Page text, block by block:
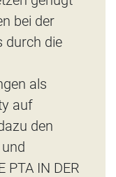
bei der
durch die
als
auf
den
PTA IN DER